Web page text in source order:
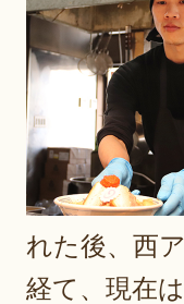
れた後、西
経て、現在